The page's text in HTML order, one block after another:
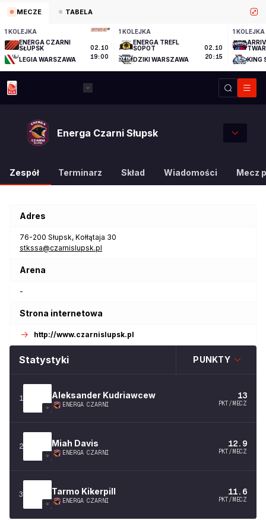
MECZE TABELA
1 KOLEJKA
ENERGA CZARNI
SŁUPSK
LEGIA WARSZAWA
02.10
19:00
1 KOLEJKA
ENERGA TREFL
SOPOT
DZIKI WARSZAWA
02.10
20:15
1 KOLEJKA
KING
Energa Czarni Słupsk
Zespół Terminarz Skład Wiadomości Mecz
Adres
76-200 Słupsk, Kołłątaja 30
stkssa@czarnislupsk.pl
Arena
-
Strona internetowa
http://www.czarnislupsk.pl
Statystyki PUNKTY
1 Aleksander Kudriawcew
ENERGA CZARNI
13
PKT/MECZ
2 Miah Davis
ENERGA CZARNI
12.9
PKT/MECZ
3 Tarmo Kikerpill
ENERGA CZARNI
11.6
PKT/MECZ